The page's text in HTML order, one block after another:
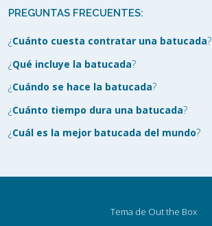
PREGUNTAS FRECUENTES:
¿Cuánto cuesta contratar una batucada?
¿Qué incluye la batucada?
¿Cuándo se hace la batucada?
¿Cuánto tiempo dura una batucada?
¿Cuál es la mejor batucada del mundo?
Tema de Out the Box